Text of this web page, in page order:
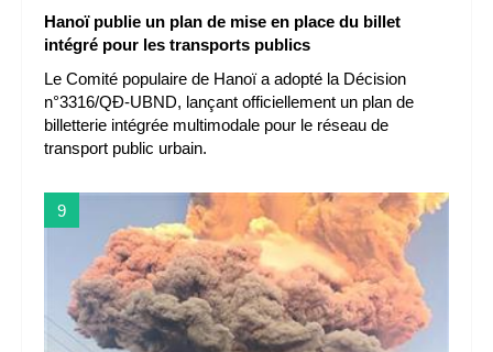
Hanoï publie un plan de mise en place du billet
intégré pour les transports publics
Le Comité populaire de Hanoï a adopté la Décision
n°3316/QĐ-UBND, lançant officiellement un plan de
billetterie intégrée multimodale pour le réseau de
transport public urbain.
9